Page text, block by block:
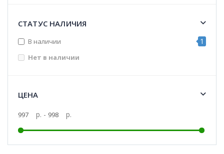
СТАТУС НАЛИЧИЯ
В наличии 1
Нет в наличии
ЦЕНА
р. - р.